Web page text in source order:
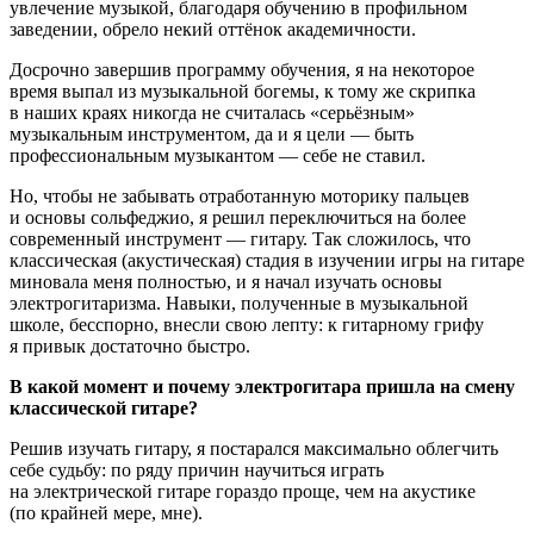
увлечение музыкой, благодаря обучению в профильном
заведении, обрело некий оттёнок академичности.
Досрочно завершив программу обучения, я на некоторое
время выпал из музыкальной богемы, к тому же скрипка
в наших краях никогда не считалась «серьёзным»
музыкальным инструментом, да и я цели — быть
профессиональным музыкантом — себе не ставил.
Но, чтобы не забывать отработанную моторику пальцев
и основы сольфеджио, я решил переключиться на более
современный инструмент — гитару. Так сложилось, что
классическая (акустическая) стадия в изучении игры на гитаре
миновала меня полностью, и я начал изучать основы
электрогитаризма. Навыки, полученные в музыкальной
школе, бесспорно, внесли свою лепту: к гитарному грифу
я привык достаточно быстро.
В какой момент и почему электрогитара пришла на смену
классической гитаре?
Решив изучать гитару, я постарался максимально облегчить
себе судьбу: по ряду причин научиться играть
на электрической гитаре гораздо проще, чем на акустике
(по крайней мере, мне).